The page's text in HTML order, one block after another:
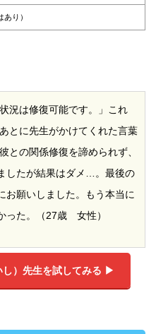
り）
況は修復可能です。」これ
とに先生がかけてくれた言葉
との関係修復を諦められず、
したが結果はダメ…。最後の
お願いしました。もう本当に
った。（27歳 女性）
し）先生を試してみる ▶︎